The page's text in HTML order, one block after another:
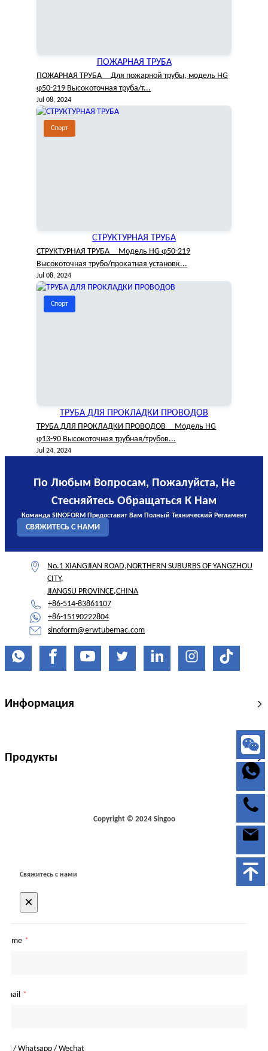
ПОЖАРНАЯ ТРУБА
ПОЖАРНАЯ ТРУБА Для пожарной трубы, модель HG
φ50-219 Высокоточная труба/т...
Jul 08, 2024
Спорт
СТРУКТУРНАЯ ТРУБА
СТРУКТУРНАЯ ТРУБА Модель HG φ50-219
Высокоточная трубо/прокатная установк...
Jul 08, 2024
Спорт
ТРУБА ДЛЯ ПРОКЛАДКИ ПРОВОДОВ
ТРУБА ДЛЯ ПРОКЛАДКИ ПРОВОДОВ Модель HG
φ13-90 Высокоточная трубная/трубов...
Jul 24, 2024
По Любым Вопросам, Пожалуйста, Не
Стесняйтесь Обращаться К Нам
Команда SINOFORM Предоставит Вам Полный Технический Регламент
СВЯЖИТЕСЬ С НАМИ
No.1 XIANGJIAN ROAD,NORTHERN SUBURBS OF YANGZHOU
CITY,
JIANGSU PROVINCE,CHINA
+86-514-83861107
+86-15190222804
sinoform@erwtubemac.com
Информация
Продукты
Copyright © 2024 Singoo
Свяжитесь с нами
×
Name *
Email *
Tel / Whatsapp / Wechat